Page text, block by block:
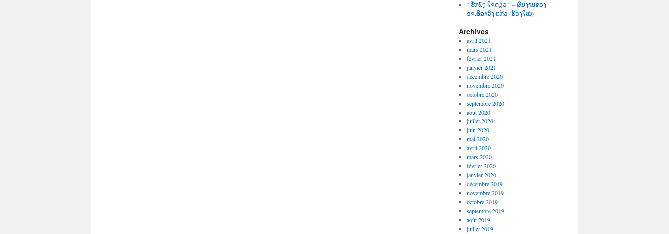
“ ຮັກນື່ງ ໃຈດຽວ “ – ຜົນງານຂອງ
ອຈ.ສີລາວົງ ແກ້ວ (ຮ້ອງໃໝ່)
Archives
avril 2021
mars 2021
février 2021
janvier 2021
décembre 2020
novembre 2020
octobre 2020
septembre 2020
août 2020
juillet 2020
juin 2020
mai 2020
avril 2020
mars 2020
février 2020
janvier 2020
décembre 2019
novembre 2019
octobre 2019
septembre 2019
août 2019
juillet 2019